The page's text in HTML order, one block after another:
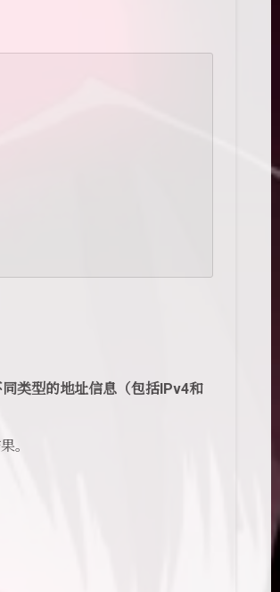
类型的地址信息（包括IPv4和
。